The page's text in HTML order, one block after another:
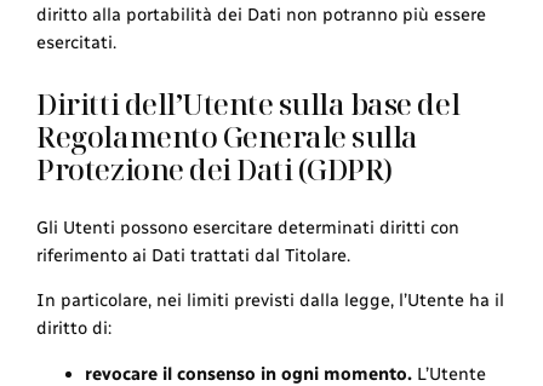
diritto alla portabilità dei Dati non potranno più essere
esercitati.
Diritti dell’Utente sulla base del
Regolamento Generale sulla
Protezione dei Dati (GDPR)
Gli Utenti possono esercitare determinati diritti con
riferimento ai Dati trattati dal Titolare.
In particolare, nei limiti previsti dalla legge, l’Utente ha il
diritto di:
revocare il consenso in ogni momento. L’Utente